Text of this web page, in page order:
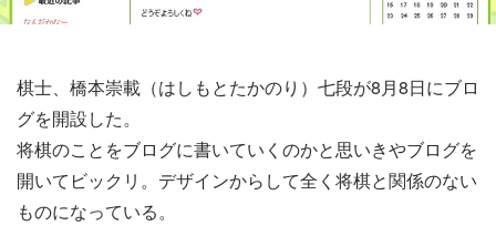
棋士、橋本崇載（はしもとたかのり）七段が8月8日にブロ
グを開設した。
将棋のことをブログに書いていくのかと思いきやブログを
開いてビックリ。デザインからして全く将棋と関係のない
ものになっている。